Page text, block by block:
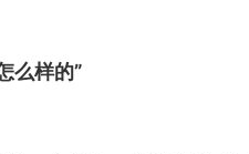
么样的”